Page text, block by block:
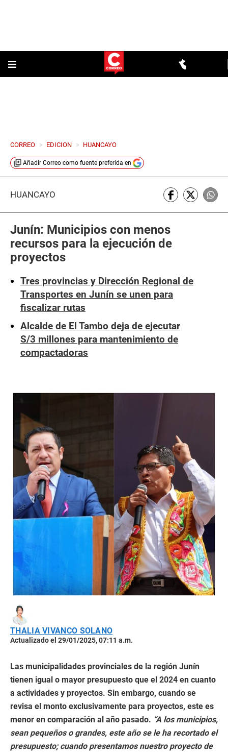
CORREO > EDICION > HUANCAYO
Añadir Correo como fuente preferida en
HUANCAYO
Junín: Municipios con menos
recursos para la ejecución de
proyectos
Tres provincias y Dirección Regional de
Transportes en Junín se unen para
fiscalizar rutas
Alcalde de El Tambo deja de ejecutar
S/3 millones para mantenimiento de
compactadoras
THALIA VIVANCO SOLANO
Actualizado el 29/01/2025, 07:11 a.m.
Las municipalidades provinciales de la región Junín
tienen igual o mayor presupuesto que el 2024 en cuanto
a actividades y proyectos. Sin embargo, cuando se
revisa el monto exclusivamente para proyectos, este es
menor en comparación al año pasado. “A los municipios,
sean pequeños o grandes, este año se le ha recortado el
presupuesto; cuando presentamos nuestro proyecto de